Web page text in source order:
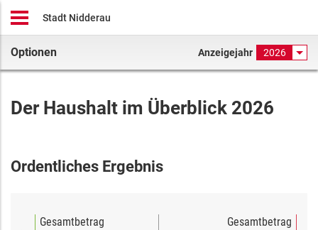
Stadt Nidderau
Optionen Anzeigejahr 2026
Der Haushalt im Überblick 2026
Ordentliches Ergebnis
Gesamtbetrag
Gesamtbetrag